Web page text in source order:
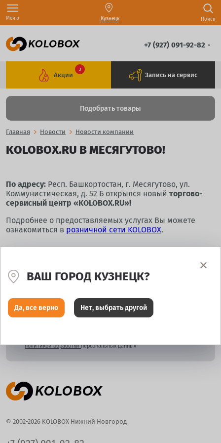
Меню Кузнецк Поиск
+7 (927) 091-92-82
Акции
3
Запись на сервис
Подобрать товары
Главная Новости Новости компании
KOLOBOX.RU В МЕСЯГУТОВО!
По адресу: Респ. Башкортостан, г. Месягутово, ул.
Коммунистическая, д. 52 Б открылся новый торгово-
сервисный центр «KOLOBOX.RU»!
Подробнее о предоставляемых услугах Вы можете
ознакомиться в розничной сети KOLOBOX.
политикой обработкиперсональных данных
© 2002-2026 KOLOBOX Нижний Новгород
ВАШ ГОРОД КУЗНЕЦК?
Да, все верно Нет, выбрать другой